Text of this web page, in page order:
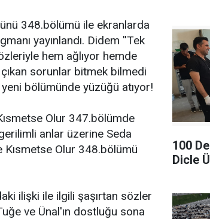
348.bölümü ile ekranlarda
yayınlandı. Didem ''Tek
hem ağlıyor hemde
sorunlar bitmek bilmedi
bölümünde yüzüğü atıyor!
Olur 347.bölümde
anlar üzerine Seda
Olur 348.bölümü
ilişki ile ilgili şaşırtan sözler
ve Ünal'ın dostluğu sona
100
Dicle